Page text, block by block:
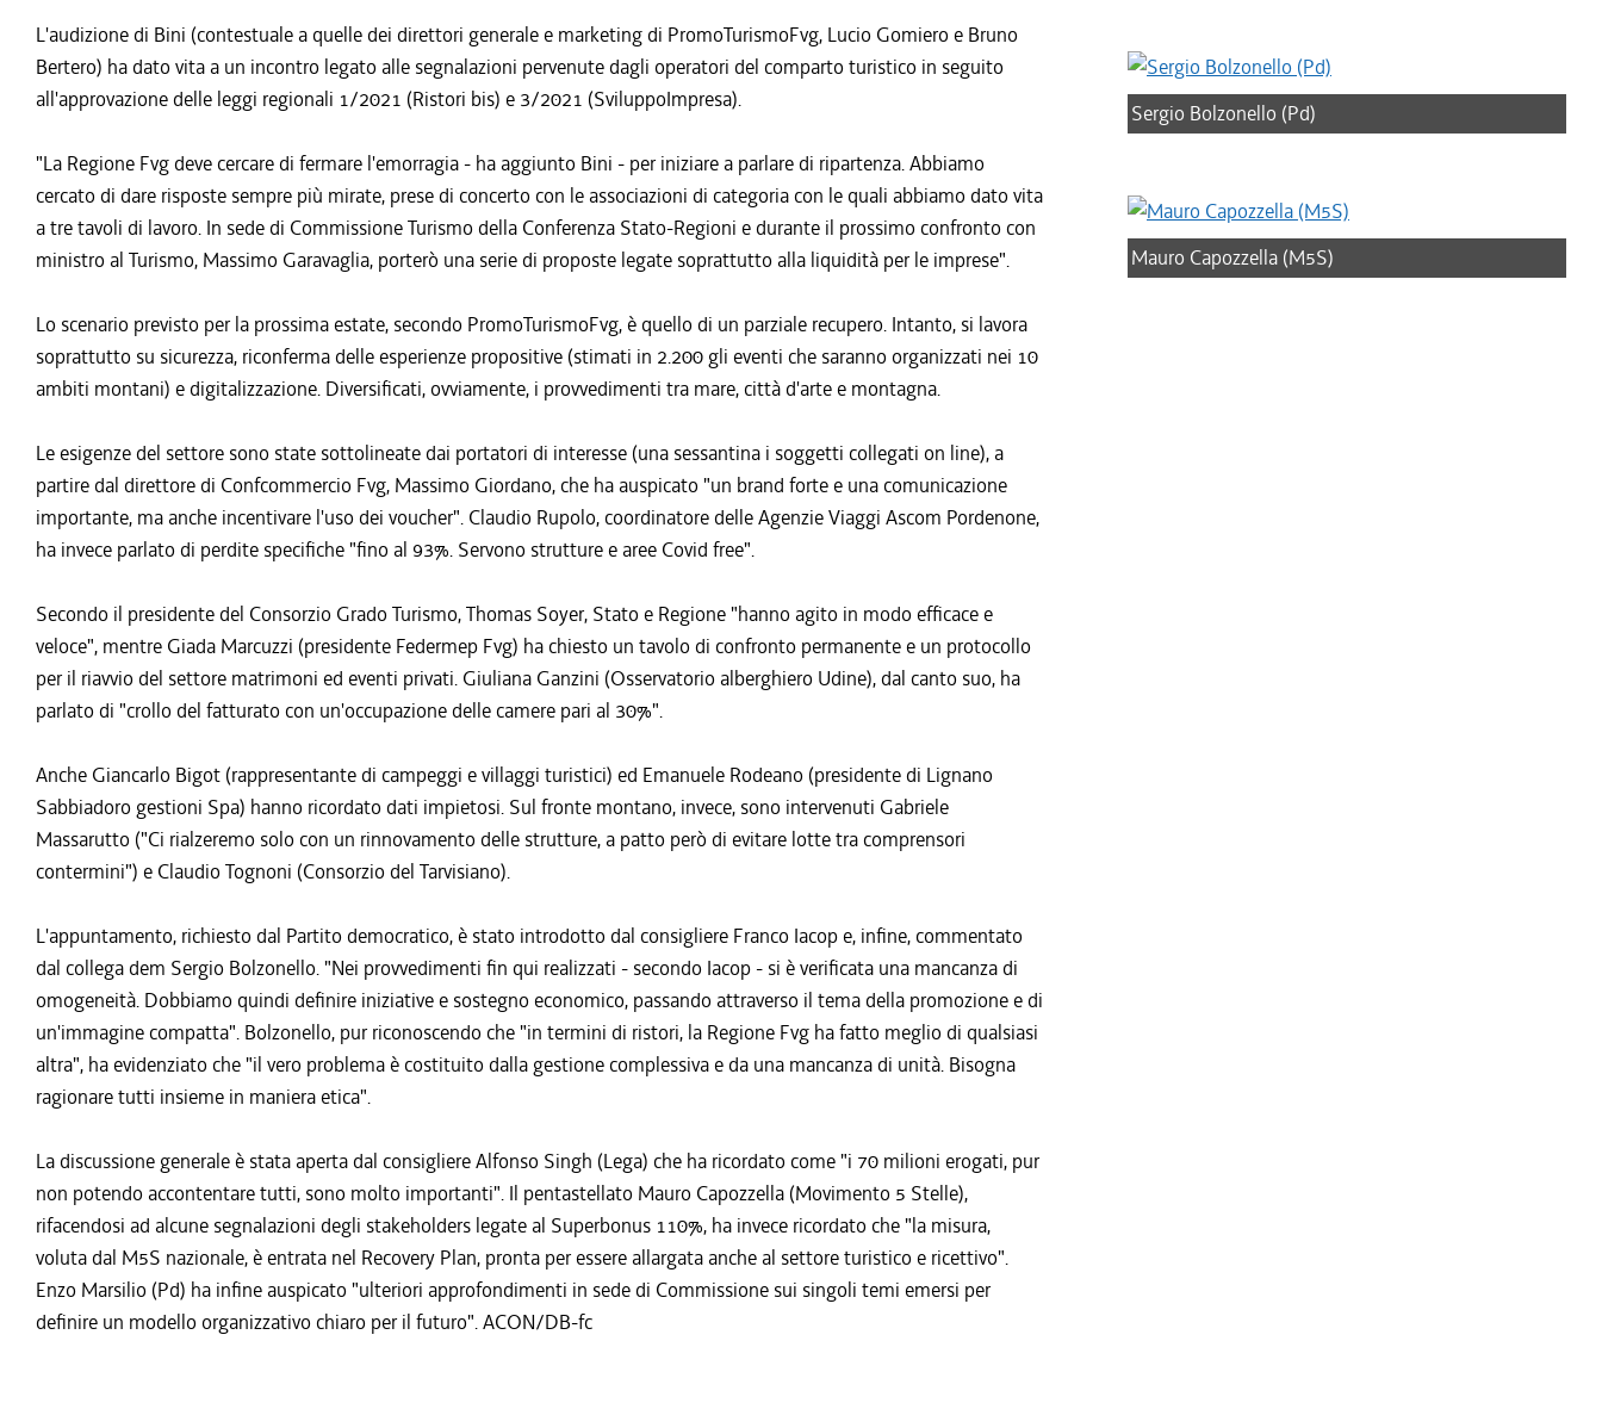
L'audizione di Bini (contestuale a quelle dei direttori generale e marketing di PromoTurismoFvg, Lucio Gomiero e Bruno
Bertero) ha dato vita a un incontro legato alle segnalazioni pervenute dagli operatori del comparto turistico in seguito
all'approvazione delle leggi regionali 1/2021 (Ristori bis) e 3/2021 (SviluppoImpresa).
"La Regione Fvg deve cercare di fermare l'emorragia - ha aggiunto Bini - per iniziare a parlare di ripartenza. Abbiamo
cercato di dare risposte sempre più mirate, prese di concerto con le associazioni di categoria con le quali abbiamo dato vita
a tre tavoli di lavoro. In sede di Commissione Turismo della Conferenza Stato-Regioni e durante il prossimo confronto con
ministro al Turismo, Massimo Garavaglia, porterò una serie di proposte legate soprattutto alla liquidità per le imprese".
Lo scenario previsto per la prossima estate, secondo PromoTurismoFvg, è quello di un parziale recupero. Intanto, si lavora
soprattutto su sicurezza, riconferma delle esperienze propositive (stimati in 2.200 gli eventi che saranno organizzati nei 10
ambiti montani) e digitalizzazione. Diversificati, ovviamente, i provvedimenti tra mare, città d'arte e montagna.
Le esigenze del settore sono state sottolineate dai portatori di interesse (una sessantina i soggetti collegati on line), a
partire dal direttore di Confcommercio Fvg, Massimo Giordano, che ha auspicato "un brand forte e una comunicazione
importante, ma anche incentivare l'uso dei voucher". Claudio Rupolo, coordinatore delle Agenzie Viaggi Ascom Pordenone,
ha invece parlato di perdite specifiche "fino al 93%. Servono strutture e aree Covid free".
Secondo il presidente del Consorzio Grado Turismo, Thomas Soyer, Stato e Regione "hanno agito in modo efficace e
veloce", mentre Giada Marcuzzi (presidente Federmep Fvg) ha chiesto un tavolo di confronto permanente e un protocollo
per il riavvio del settore matrimoni ed eventi privati. Giuliana Ganzini (Osservatorio alberghiero Udine), dal canto suo, ha
parlato di "crollo del fatturato con un'occupazione delle camere pari al 30%".
Anche Giancarlo Bigot (rappresentante di campeggi e villaggi turistici) ed Emanuele Rodeano (presidente di Lignano
Sabbiadoro gestioni Spa) hanno ricordato dati impietosi. Sul fronte montano, invece, sono intervenuti Gabriele
Massarutto ("Ci rialzeremo solo con un rinnovamento delle strutture, a patto però di evitare lotte tra comprensori
contermini") e Claudio Tognoni (Consorzio del Tarvisiano).
L'appuntamento, richiesto dal Partito democratico, è stato introdotto dal consigliere Franco Iacop e, infine, commentato
dal collega dem Sergio Bolzonello. "Nei provvedimenti fin qui realizzati - secondo Iacop - si è verificata una mancanza di
omogeneità. Dobbiamo quindi definire iniziative e sostegno economico, passando attraverso il tema della promozione e di
un'immagine compatta". Bolzonello, pur riconoscendo che "in termini di ristori, la Regione Fvg ha fatto meglio di qualsiasi
altra", ha evidenziato che "il vero problema è costituito dalla gestione complessiva e da una mancanza di unità. Bisogna
ragionare tutti insieme in maniera etica".
La discussione generale è stata aperta dal consigliere Alfonso Singh (Lega) che ha ricordato come "i 70 milioni erogati, pur
non potendo accontentare tutti, sono molto importanti". Il pentastellato Mauro Capozzella (Movimento 5 Stelle),
rifacendosi ad alcune segnalazioni degli stakeholders legate al Superbonus 110%, ha invece ricordato che "la misura,
voluta dal M5S nazionale, è entrata nel Recovery Plan, pronta per essere allargata anche al settore turistico e ricettivo".
Enzo Marsilio (Pd) ha infine auspicato "ulteriori approfondimenti in sede di Commissione sui singoli temi emersi per
definire un modello organizzativo chiaro per il futuro". ACON/DB-fc
Sergio Bolzonello (Pd)
Mauro Capozzella (M5S)